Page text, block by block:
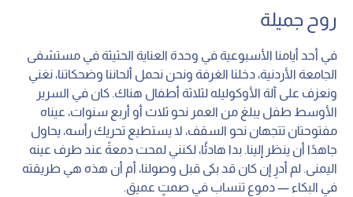
روح جميلة
في أحد أيامنا الأسبوعية في وحدة العناية الحثيثة في مستشفى
الجامعة الأردنية، دخلنا الغرفة ونحن نحمل ألحاننا وضحكاتنا، نغني
ونعزف على آلة الأوكوليله لثلاثة أطفال هناك. كان في السرير
الأوسط طفل يبلغ من العمر نحو ثلاث أو أربع سنوات، عيناه
مفتوحتان تتجهان نحو السقف، لا يستطيع تحريك رأسه، يحاول
جاهدًا أن ينظر إلينا. بدا هادئًا، لكنني لمحت دمعةً عند طرف عينه
اليمنى. لم أدرِ إن كان قد بكى قبل وصولنا، أم أن هذه هي طريقته
في البكاء — دموع تنساب في صمتٍ عميق.